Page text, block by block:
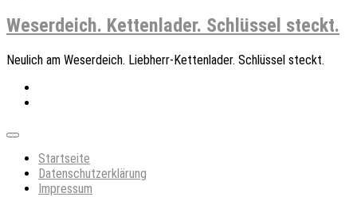
Weserdeich. Kettenlader. Schlüssel steckt.
Neulich am Weserdeich. Liebherr-Kettenlader. Schlüssel steckt.
Expand
Startseite
Datenschutzerklärung
Impressum